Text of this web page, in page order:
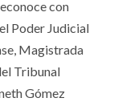
con
Poder Judicial
Magistrada
Tribunal
Gómez